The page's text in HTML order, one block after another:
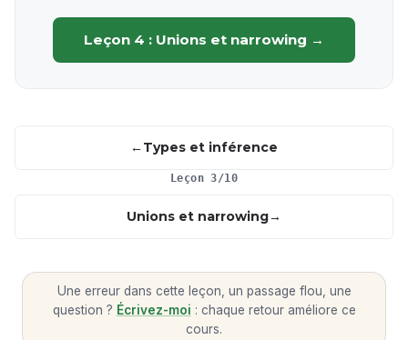
Leçon 4 : Unions et narrowing →
Types et inférence
Leçon 3/10
Unions et narrowing
Une erreur dans cette leçon, un passage flou, une
question ? Écrivez-moi : chaque retour améliore ce
cours.